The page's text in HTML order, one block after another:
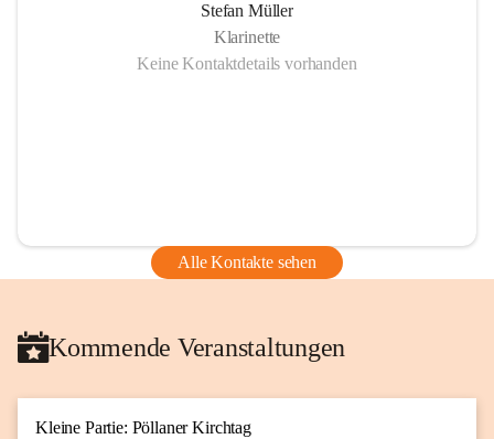
Stefan Müller
Klarinette
Keine Kontaktdetails vorhanden
Alle Kontakte sehen
Kommende Veranstaltungen
Kleine Partie: Pöllaner Kirchtag